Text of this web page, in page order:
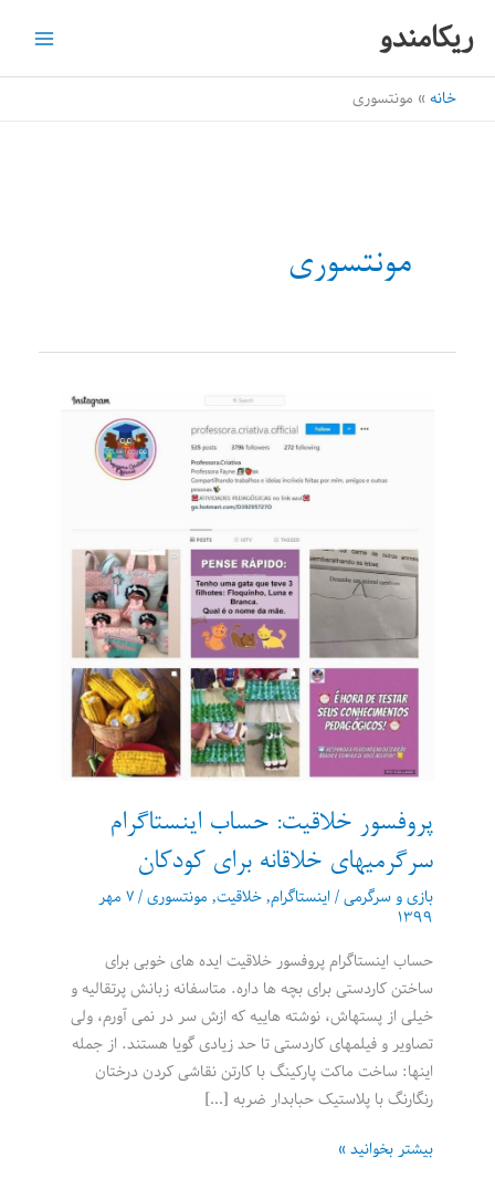
ریکامندو
خانه مونتسوری
مونتسوری
پروفسور خلاقیت: حساب اینستاگرام
سرگرمیهای خلاقانه برای کودکان
بازی و سرگرمی/اینستاگرام,خلاقیت, مونتسوری/ ۷ مهر
۱۳۹۹
حساب اینستاگرام پروفسور خلاقیت ایده های خوبی برای
ساختن کاردستی برای بچه ها داره. متاسفانه زبانش پرتقالیه و
خیلی از پستهاش، نوشته هاییه که ازش سر در نمی آورم، ولی
تصاویر و فیلمهای کاردستی تا حد زیادی گویا هستند. از جمله
اینها: ساخت ماکت پارکینگ با کارتن نقاشی کردن درختان
رنگارنگ با پلاستیک حبابدار ضربه […]
پروفسور
بیشتر بخوانید »